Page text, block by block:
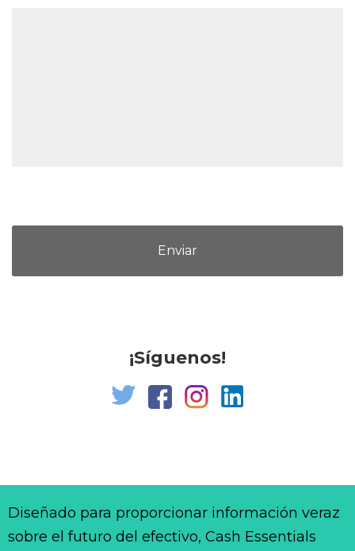
¡Síguenos!
Diseñado para proporcionar información veraz
sobre el futuro del efectivo, Cash Essentials